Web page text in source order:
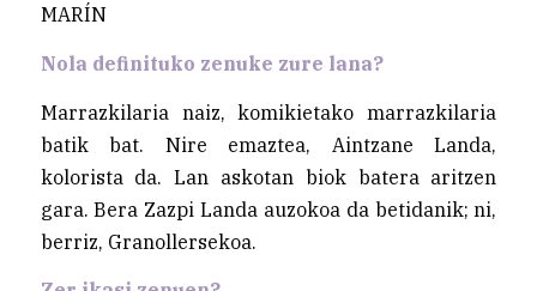
MARÍN
Nola definituko zenuke zure lana?
Marrazkilaria naiz, komikietako marrazkilaria
batik bat. Nire emaztea, Aintzane Landa,
kolorista da. Lan askotan biok batera aritzen
gara. Bera Zazpi Landa auzokoa da betidanik; ni,
berriz, Granollersekoa.